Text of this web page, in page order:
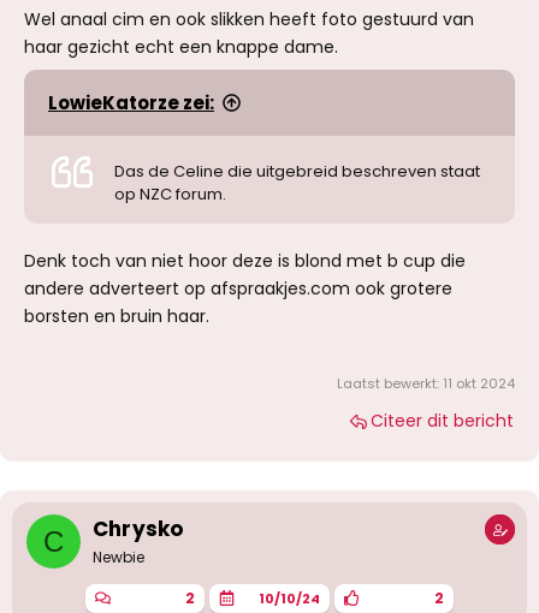
Wel anaal cim en ook slikken heeft foto gestuurd van
haar gezicht echt een knappe dame.
LowieKatorze zei:
Das de Celine die uitgebreid beschreven staat
op NZC forum.
Denk toch van niet hoor deze is blond met b cup die
andere adverteert op afspraakjes.com ook grotere
borsten en bruin haar.
Laatst bewerkt: 11 okt 2024
Citeer dit bericht
C Chrysko
Newbie
2 10/10/24 2